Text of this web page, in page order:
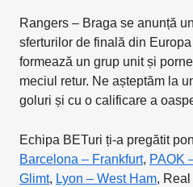
Rangers – Braga se anunță
sferturilor de finală din
formează un grup unit și
meciul retur. Ne așteptăm la
goluri și cu o calificare a
Echipa BETuri ți-a pregătit
Barcelona – Frankfurt, PAOK
Glimt, Lyon – West Ham,